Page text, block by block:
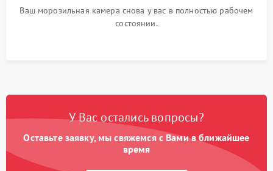
Ваш морозильная камера снова у вас в полностью рабочем
состоянии.
У Вас остались вопросы?
Оставьте заявку, мы свяжемся с Вами в ближайшее
время